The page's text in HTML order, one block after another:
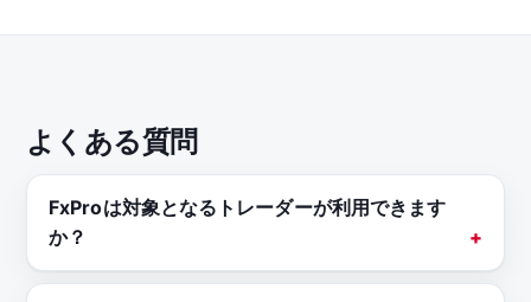
よくある質問
FxProは対象となるトレーダーが利用できます
か？